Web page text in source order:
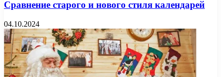
Сравнение старого и нового стиля календарей
04.10.2024